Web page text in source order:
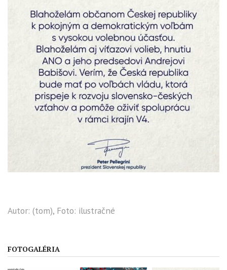
Autor: (tom), Foto: ilustračné
FOTOGALÉRIA